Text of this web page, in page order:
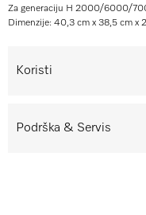
Za generaciju H 2000/6000/
Dimenzije: 40,3 cm x 38,5 cm x
Koristi
Podrška & Servis